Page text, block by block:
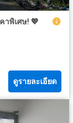
าพิเศษ! 💖
ดูรายละเอียด